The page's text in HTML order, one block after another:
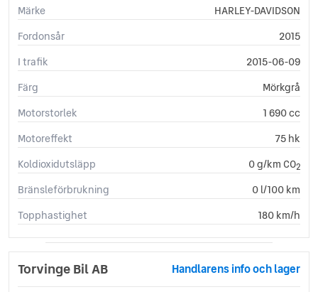
Märke
HARLEY-DAVIDSON
Fordonsår
2015
I trafik
2015-06-09
Färg
Mörkgrå
Motorstorlek
1 690 cc
Motoreffekt
75 hk
Koldioxidutsläpp
0 g/km CO2
Bränsleförbrukning
0 l/100 km
Topphastighet
180 km/h
Torvinge Bil AB Handlarens info och lager